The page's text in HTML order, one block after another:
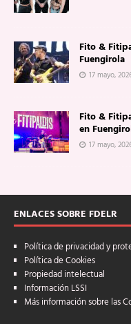
Fito &
Fuengirola
17 mayo,
Fito &
en
17 mayo,
ENLACES SOBRE FDELR
Política de privacidad y
Política de Cookies
Propiedad intelectual
Información LSSI
Más información sobre las